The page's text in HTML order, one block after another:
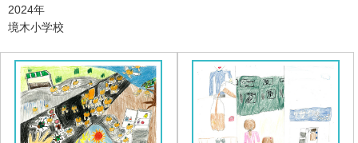
2024年
境木小学校